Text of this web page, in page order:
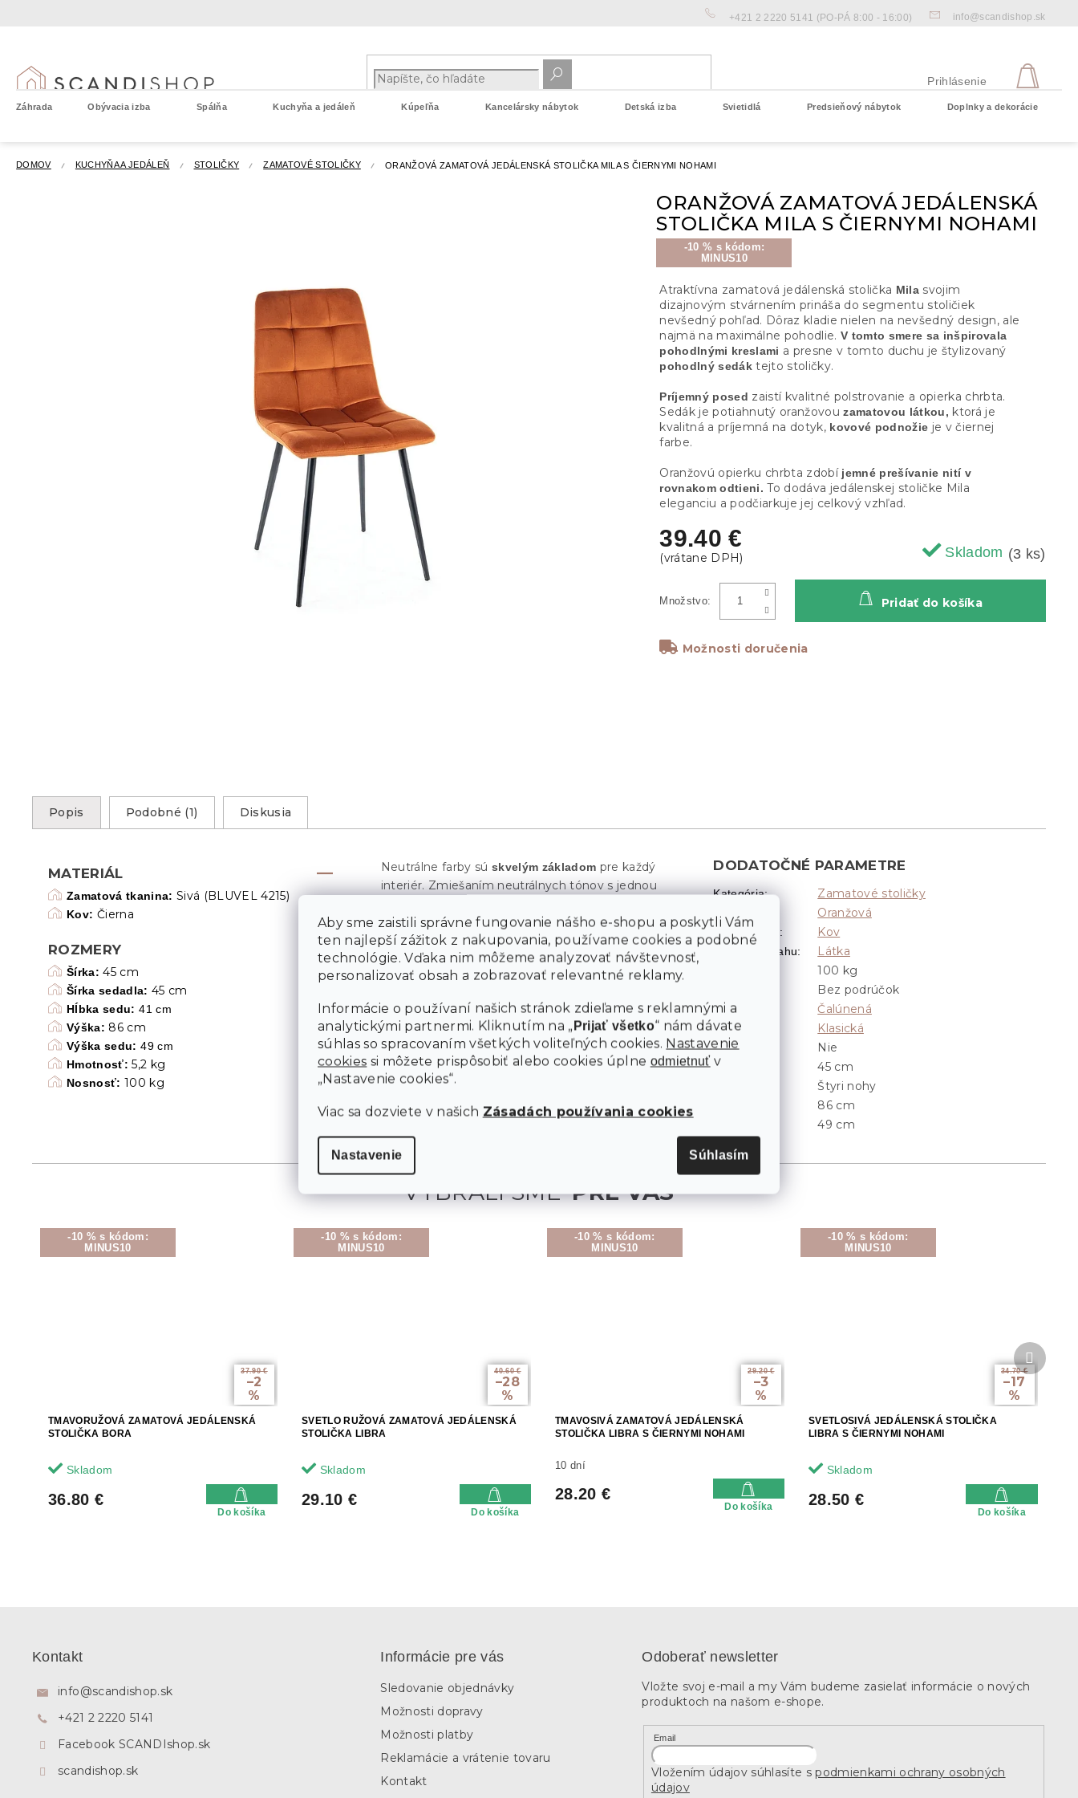
Aby sme zaistili správne fungovanie nášho e-shopu a poskytli Vám
ten najlepší zážitok z nakupovania, používame cookies a podobné
technológie. Vďaka nim môžeme analyzovať návštevnosť,
personalizovať obsah a zobrazovať relevantné reklamy.
Informácie o používaní našich stránok zdieľame s reklamnými a
analytickými partnermi. Kliknutím na „Prijať všetko“ nám dávate
súhlas so spracovaním všetkých voliteľných cookies. Nastavenie
cookies si môžete prispôsobiť alebo cookies úplne odmietnuť v
„Nastavenie cookies“.
Viac sa dozviete v našich Zásadách používania cookies
Nastavenie Súhlasím
+421 2 2220 5141 (PO-PÁ 8:00 - 16:00) info@scandishop.sk
Prihlásenie
Záhrada Obývacia izba Spálňa Kuchyňa a jedáleň Kúpeľňa Kancelársky nábytok Detská izba Svietidlá Predsieňový nábytok Doplnky a dekorácie
DOMOV KUCHYŇA A JEDÁLEŇ STOLIČKY ZAMATOVÉ STOLIČKY ORANŽOVÁ ZAMATOVÁ JEDÁLENSKÁ STOLIČKA MILA S ČIERNYMI NOHAMI
ORANŽOVÁ ZAMATOVÁ JEDÁLENSKÁ
STOLIČKA MILA S ČIERNYMI NOHAMI
-10 % s kódom:
MINUS10
39.40 €
Skladom (3 ks)
Možnosti doručenia
Pridať do košíka
Atraktívna zamatová jedálenská stolička Mila svojim
dizajnovým stvárnením prináša do segmentu stoličiek
nevšedný pohľad. Dôraz kladie nielen na nevšedný design, ale
najmä na maximálne pohodlie.V tomto smere sa inšpirovala
pohodlnými kreslami a presne v tomto duchu je štylizovaný
pohodlný sedák tejto stoličky.
Príjemný posed zaistí kvalitné polstrovanie a opierka chrbta.
Sedák je potiahnutý oranžovouzamatovou látkou, ktorá je
kvalitná a príjemná na dotyk, kovové podnožie je v čiernej
farbe.
Oranžovú opierku chrbta zdobí jemné prešívanie nití v
rovnakom odtieni. To dodáva jedálenskej stoličke Mila
eleganciu a podčiarkuje jej celkový vzhľad.
-10 % s kódom:
MINUS10
37.90 €
–2
%
TMAVORUŽOVÁ ZAMATOVÁ JEDÁLENSKÁ
STOLIČKA BORA
Skladom
36.80 €
Do košíka
-10 % s kódom:
MINUS10
40.60 €
–28
%
SVETLO RUŽOVÁ ZAMATOVÁ JEDÁLENSKÁ
STOLIČKA LIBRA
Skladom
29.10 €
Do košíka
-10 % s kódom:
MINUS10
29.20 €
–3
%
TMAVOSIVÁ ZAMATOVÁ JEDÁLENSKÁ
STOLIČKA LIBRA S ČIERNYMI NOHAMI
10 dní
28.20 €
Do košíka
-10 % s kódom:
MINUS10
34.70 €
–17
%
SVETLOSIVÁ JEDÁLENSKÁ STOLIČKA
LIBRA S ČIERNYMI NOHAMI
Skladom
28.50 €
Do košíka
Ďalší
produkt
Popis Podobné (1) Diskusia
MATERIÁL
Zamatová tkanina: Sivá (BLUVEL 4215)
Kov: Čierna
ROZMERY
Šírka: 45 cm
Šírka sedadla: 45 cm
Hĺbka sedu: 41 cm
Výška: 86 cm
Výška sedu: 49 cm
Hmotnosť: 5,2 kg
Nosnosť: 100 kg
Neutrálne farby súskvelým základom pre každý
interiér. Zmiešaním neutrálnych tónov s jednou
Inšpirujte sa škandinávskymi krajinami, ktoré
kombinujú jemné farby s prírodnými materiálmi.
Škandinávske jedálne sú plné svetla, čerstvých
byliniek, navyše sú úplne funkčné a praktické.
ozdobou jedálne. Stoličky doplňte osvetlý stôl z
dreva.V jedálni stavte na striedme doplnky, ktoré sú
využiteľné. Siahnite tiež po ľanových závesných
kvetináčoch,do ktorých umiestnite vždyzelené
rastliny či bylinky.
DODATOČNÉ PARAMETRE
Kategória: Zamatové stoličky
Oranžová
Materiál nôh : Kov
Materiál poťahu: Látka
100 kg
Bez podrúčok
Poťah Čalúnená
Vzhľad Klasická
Otočná Nie
Šírka 45 cm
Štyri nohy
86 cm
49 cm
Kontakt
info@scandishop.sk
+421 2 2220 5141
Facebook SCANDIshop.sk
scandishop.sk
Informácie pre vás
Sledovanie objednávky
Možnosti dopravy
Možnosti platby
Reklamácie a vrátenie tovaru
Kontakt
Odoberať newsletter
Vložte svoj e-mail a my Vám budeme zasielať informácie o nových
produktoch na našom e-shope.
Email
Vložením údajov súhlasíte spodmienkami ochrany osobných
údajov